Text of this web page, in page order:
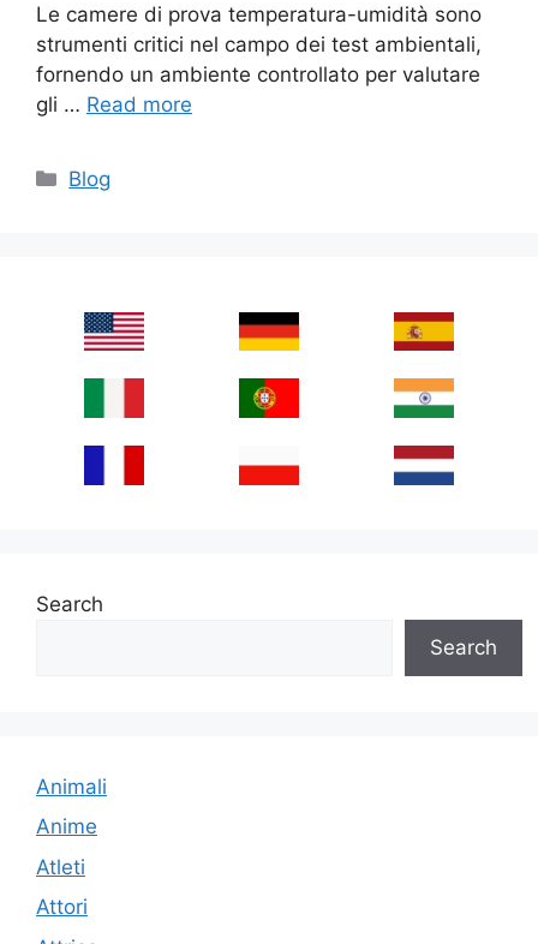
Le camere di prova temperatura-umidità sono
strumenti critici nel campo dei test ambientali,
fornendo un ambiente controllato per valutare
gli … Read more
Categories
Blog
Search
Search
Animali
Anime
Atleti
Attori